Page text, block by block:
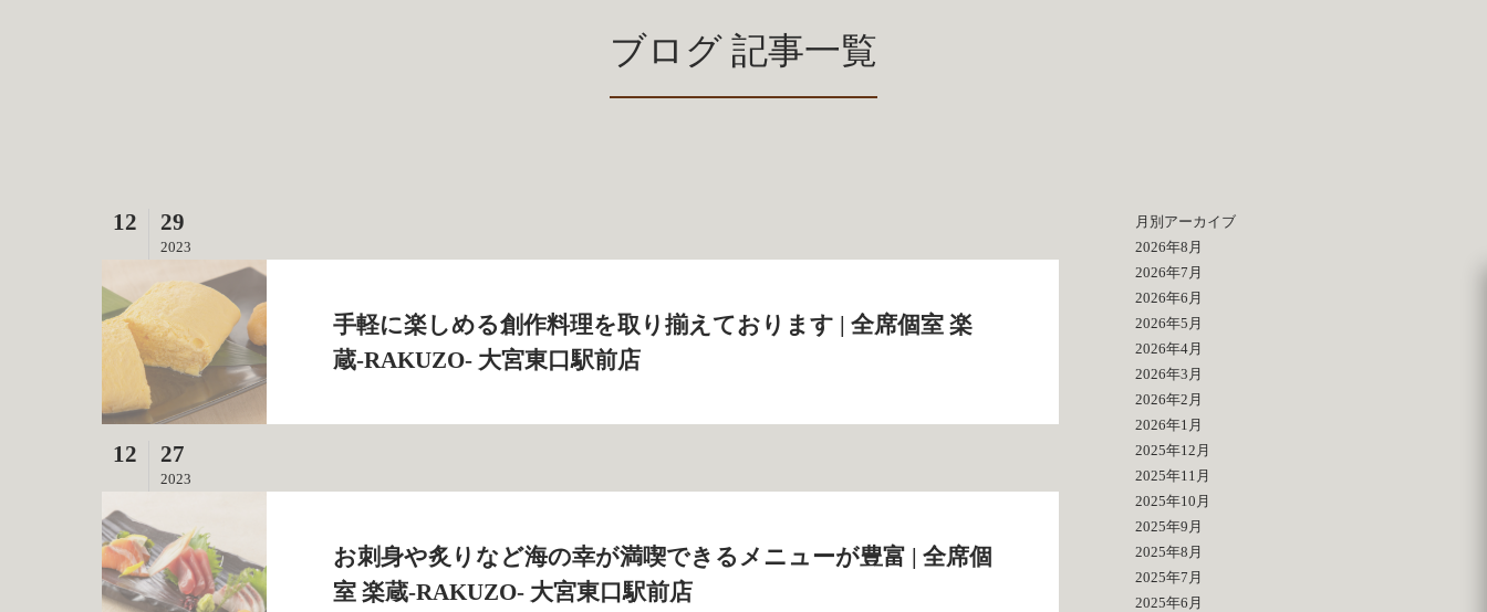
ブログ 記事一覧
12 29
2023
手軽に楽しめる創作料理を取り揃えております | 全席個室 楽
蔵‐RAKUZO‐ 大宮東口駅前店
12 27
2023
お刺身や炙りなど海の幸が満喫できるメニューが豊富 | 全席個
室 楽蔵‐RAKUZO‐ 大宮東口駅前店
月別アーカイブ
2026年8月
2026年7月
2026年6月
2026年5月
2026年4月
2026年3月
2026年2月
2026年1月
2025年12月
2025年11月
2025年10月
2025年9月
2025年8月
2025年7月
2025年6月